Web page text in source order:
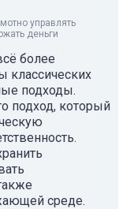
управлять
деньги
более
классических
подходы.
подход, который
среде.